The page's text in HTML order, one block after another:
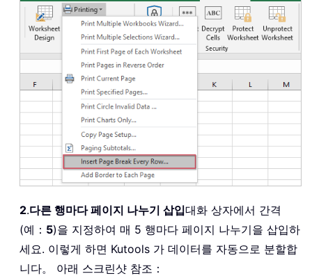
2.다른 행마다 페이지 나누기 삽입대화 상자에서 간격
(예： 5)을 지정하여 매 5 행마다 페이지 나누기을 삽입하
세요. 이렇게 하면 Kutools 가 데이터를 자동으로 분할합
니다。 아래 스크린샷 참조：